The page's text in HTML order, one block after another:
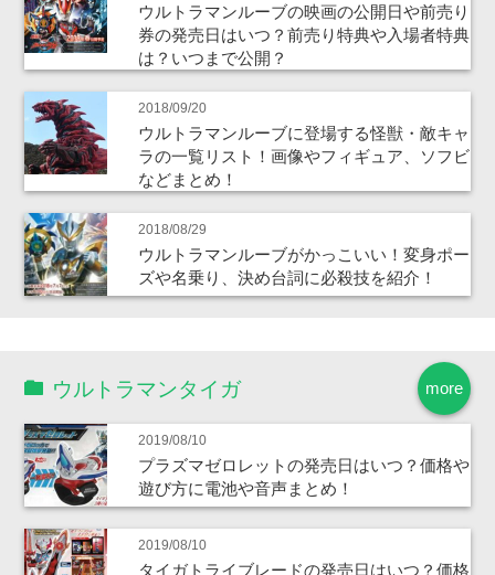
ウルトラマンルーブの映画の公開日や前売り
券の発売日はいつ？前売り特典や入場者特典
は？いつまで公開？
2018/09/20
ウルトラマンルーブに登場する怪獣・敵キャ
ラの一覧リスト！画像やフィギュア、ソフビ
などまとめ！
2018/08/29
ウルトラマンルーブがかっこいい！変身ポー
ズや名乗り、決め台詞に必殺技を紹介！
more
ウルトラマンタイガ
2019/08/10
プラズマゼロレットの発売日はいつ？価格や
遊び方に電池や音声まとめ！
2019/08/10
タイガトライブレードの発売日はいつ？価格